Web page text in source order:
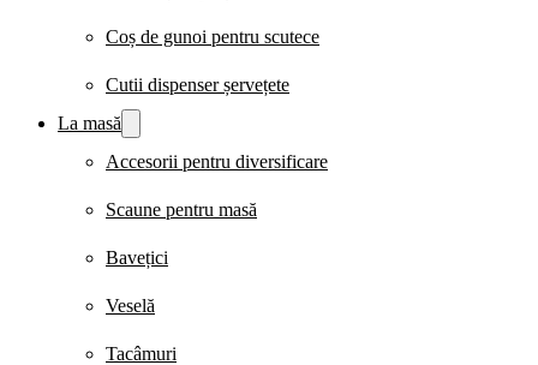
Coș de gunoi pentru scutece
Cutii dispenser șervețete
La masă
Accesorii pentru diversificare
Scaune pentru masă
Bavețici
Veselă
Tacâmuri